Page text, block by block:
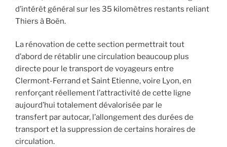
d’intérêt général sur les 35 kilomètres restants reliant
Thiers à Boën.
La rénovation de cette section permettrait tout
d’abord de rétablir une circulation beaucoup plus
directe pour le transport de voyageurs entre
Clermont-Ferrand et Saint Etienne, voire Lyon, en
renforçant réellement l’attractivité de cette ligne
aujourd’hui totalement dévalorisée par le
transfert par autocar, l’allongement des durées de
transport et la suppression de certains horaires de
circulation.